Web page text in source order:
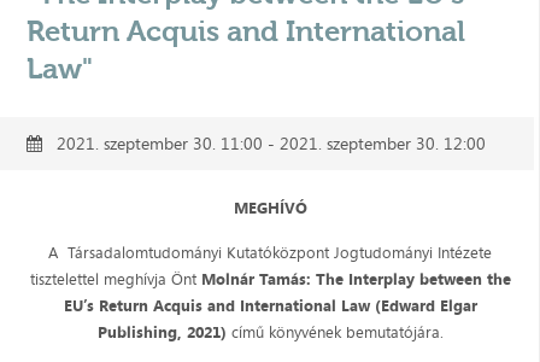
Return Acquis and International
Law"
2021. szeptember 30. 11:00 - 2021. szeptember 30. 12:00
MEGHÍVÓ
A Társadalomtudományi Kutatóközpont Jogtudományi Intézete
tisztelettel meghívja Önt Molnár Tamás: The Interplay between the
EU’s Return Acquis and International Law (Edward Elgar
Publishing, 2021) című könyvének bemutatójára.